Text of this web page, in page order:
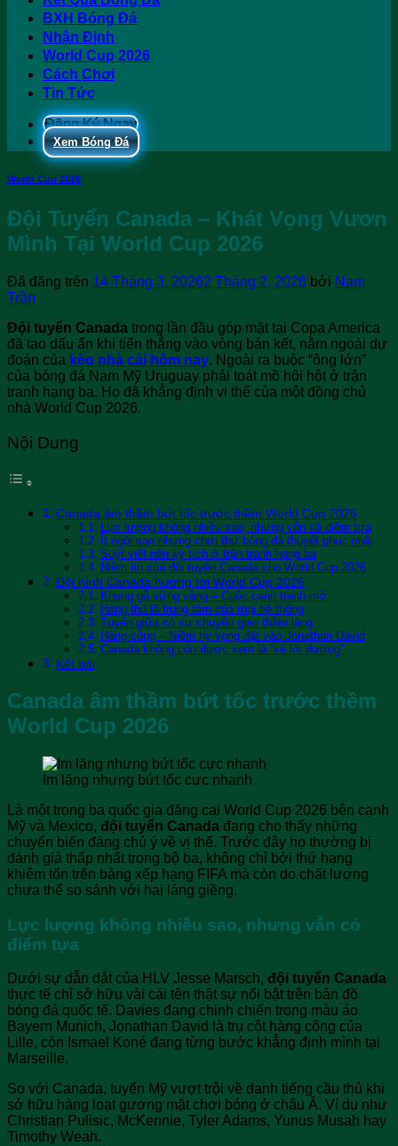
BXH Bóng Đá
Nhận Định
World Cup 2026
Cách Chơi
Tin Tức
Đăng Ký Ngay
Xem Bóng Đá
World Cup 2026
Đội Tuyển Canada – Khát Vọng Vươn
Mình Tại World Cup 2026
Đã đăng trên 14 Tháng 3, 20262 Tháng 2, 2026 bởi Nam
Trần
Đội tuyển Canada trong lần đầu góp mặt tại Copa America
đã tạo dấu ấn khi tiến thẳng vào vòng bán kết, nằm ngoài dự
đoán của kèo nhà cái hôm nay. Ngoài ra buộc “ông lớn”
của bóng đá Nam Mỹ Uruguay phải toát mồ hôi hột ở trận
tranh hạng ba. Họ đã khẳng định vị thế của một đồng chủ
nhà World Cup 2026.
Nội Dung
Canada âm thầm bứt tốc trước thềm World Cup 2026
Lực lượng không nhiều sao, nhưng vẫn có điểm tựa
Ít ngôi sao nhưng chơi thứ bóng đá thuyết phục nhất
Suýt viết nên kỳ tích ở trận tranh hạng ba
Niềm tin của đội tuyển Canada cho World Cup 2026
Đội hình Canada hướng tới World Cup 2026
Khung gỗ vững vàng – Cuộc cạnh tranh mở
Hàng thủ là trung tâm của mọi hệ thống
Tuyến giữa có sự chuyển giao thầm lặng
Hàng công – Niềm hy vọng đặt vào Jonathan David
Canada không còn được xem là “kẻ lót đường”
Kết bài
Canada âm thầm bứt tốc trước thềm
World Cup 2026
Im lặng nhưng bứt tốc cực nhanh
Là một trong ba quốc gia đăng cai World Cup 2026 bên cạnh
Mỹ và Mexico, đội tuyển Canada đang cho thấy những
chuyển biến đáng chú ý về vị thế. Trước đây họ thường bị
đánh giá thấp nhất trong bộ ba, không chỉ bởi thứ hạng
khiêm tốn trên bảng xếp hạng FIFA mà còn do chất lượng
chưa thể so sánh với hai láng giềng.
Lực lượng không nhiều sao, nhưng vẫn có
điểm tựa
Dưới sự dẫn dắt của HLV Jesse Marsch, đội tuyển Canada
thực tế chỉ sở hữu vài cái tên thật sự nổi bật trên bản đồ
bóng đá quốc tế. Davies đang chinh chiến trong màu áo
Bayern Munich, Jonathan David là trụ cột hàng công của
Lille, còn Ismael Koné đang từng bước khẳng định mình tại
Marseille.
So với Canada, tuyển Mỹ vượt trội về danh tiếng cầu thủ khi
sở hữu hàng loạt gương mặt chơi bóng ở châu Â. Ví dụ như
Christian Pulisic, McKennie, Tyler Adams, Yunus Musah hay
Timothy Weah.